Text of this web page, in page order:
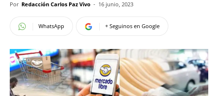
Por Redacción Carlos Paz Vivo - 16 junio, 2023
WhatsApp + Seguinos en Google